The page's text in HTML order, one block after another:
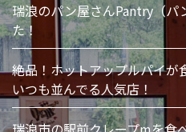
瑞浪のパン屋さんPantry（パ
た！
絶品！ホットアップルパイ
いつも並んでる人気店！